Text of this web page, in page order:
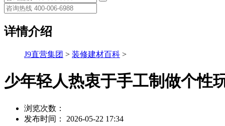
详情介绍
J9直营集团 > 装修建材百科 >
少年轻人热衷于手工制做个性
浏览次数：
发布时间： 2026-05-22 17:34